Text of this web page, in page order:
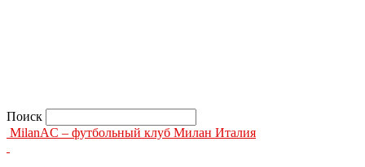
Поиск
MilanAC – футбольный клуб Милан Италия